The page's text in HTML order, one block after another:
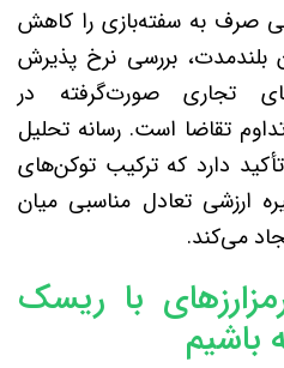
صرف به سفته‌بازی را کاهش
بلندمدت، بررسی نرخ پذیرش
تجاری صورت‌گرفته در
تقاضا است. رسانه تحلیل
دارد که ترکیب توکن‌های
ارزشی تعادل مناسبی میان
می‌کند.
با ریسک